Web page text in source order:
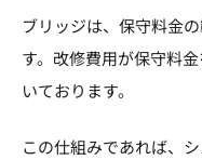
ブリッジは、保守料金
す。改修費用が保守料
いております。
この仕組みであれば、